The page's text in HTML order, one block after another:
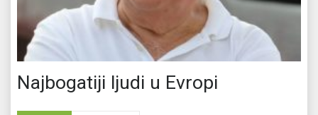
Najbogatiji ljudi u Evropi